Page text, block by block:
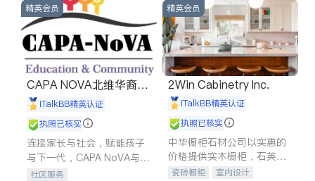
信托/遗嘱
商业
索赔
律师-其它 保释
精英会员
CAPA NOVA北维华裔家
长会iTalkBB精英认证
执照已核实
连接家长与社会，赋能孩子
与下一代，CAPA NoVA与您
携手建设包容、公平、充满
社区服务
精英会员
2Win Cabinetry Inc.
iTalkBB精英认证
执照已核实
中华橱柜石材公司以实惠的
价格提供实木橱柜，石英石
台面，多种优质不锈钢水
瓷砖橱柜
室内设计